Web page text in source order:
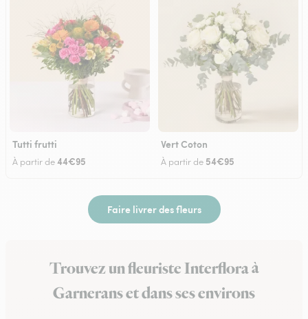
Tutti frutti
À partir de44€95
Vert Coton
À partir de 54€95
Faire livrer des fleurs
Trouvez un fleuriste Interflora à
Garnerans et dans ses environs